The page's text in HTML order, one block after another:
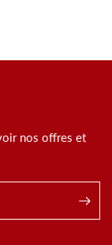
nos offres et